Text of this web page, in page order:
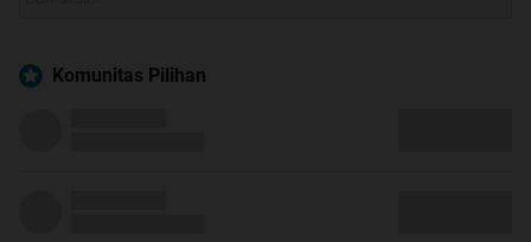
Komunitas Pilihan